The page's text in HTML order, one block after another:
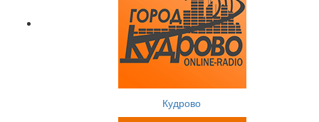
Кудрово